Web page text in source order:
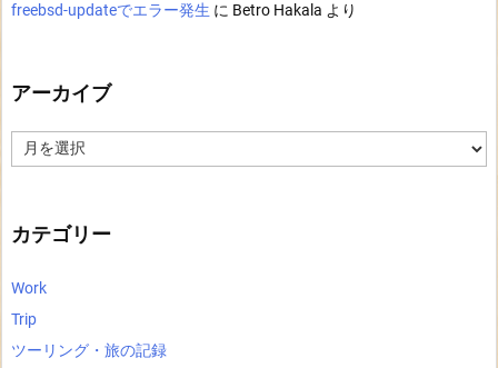
freebsd-updateでエラー発生 に Betro Hakala より
アーカイブ
ー
カテゴリー
Work
Trip
ツーリング・旅の記録